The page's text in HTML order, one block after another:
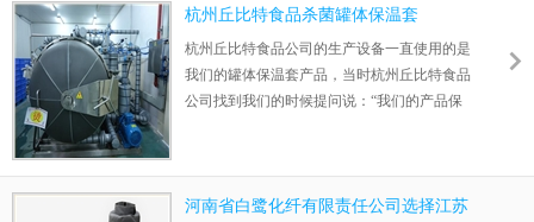
地面积约2000亩。烟台来福士是国内率先进入
海洋工程行业的企业，主要业务包括半潜式平
台、自升式平台、浮式生产储油船、起重船、
铺管船和其他船舶的设计及建造，产品涵盖了
杭州丘比特食品杀菌罐体保温套
杭州丘比特食品公司的生产设备一直使用的是
我们的罐体保温套产品，当时杭州丘比特食品
公司找到我们的时候提问说：“我们的产品保
品使用如果效果好可以继续长期合作，同样没
有效果可以退款，客户使用后感觉我们的产品
河南省白鹭化纤有限责任公司选择江苏